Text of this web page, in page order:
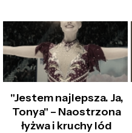
"Jestem najlepsza. Ja,
Tonya" – Naostrzona
łyżwa i kruchy lód